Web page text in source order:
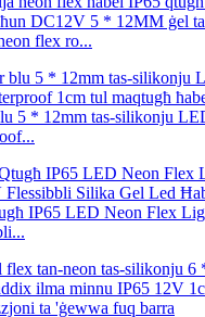
DC12V 5 * 12MM ġel
flex ro...
5 * 12mm tas-silikonju
IP65 LED Neon Flex